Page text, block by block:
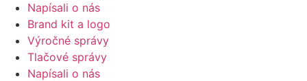
Napísali o nás
Brand kit a logo
Výročné správy
Tlačové správy
Napísali o nás